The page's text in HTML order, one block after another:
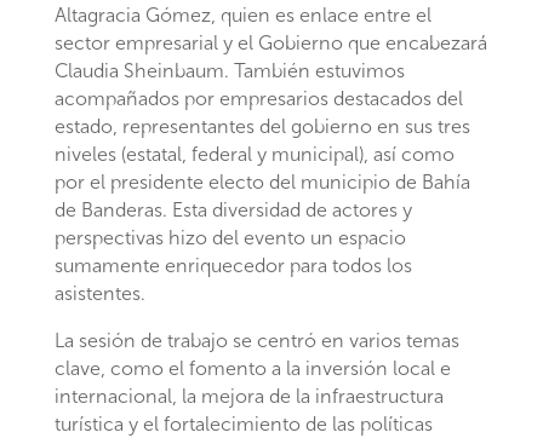
Altagracia Gómez, quien es enlace entre el
sector empresarial y el Gobierno que encabezará
Claudia Sheinbaum. También estuvimos
acompañados por empresarios destacados del
estado, representantes del gobierno en sus tres
niveles (estatal, federal y municipal), así como
por el presidente electo del municipio de Bahía
de Banderas. Esta diversidad de actores y
perspectivas hizo del evento un espacio
sumamente enriquecedor para todos los
asistentes.
La sesión de trabajo se centró en varios temas
clave, como el fomento a la inversión local e
internacional, la mejora de la infraestructura
turística y el fortalecimiento de las políticas